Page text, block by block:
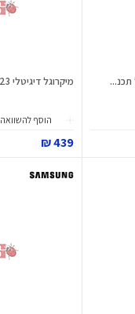
מיקרוגל דיגיטלי 23 ליטר כולל תכנ...
הוסף להשוואה
439 ₪